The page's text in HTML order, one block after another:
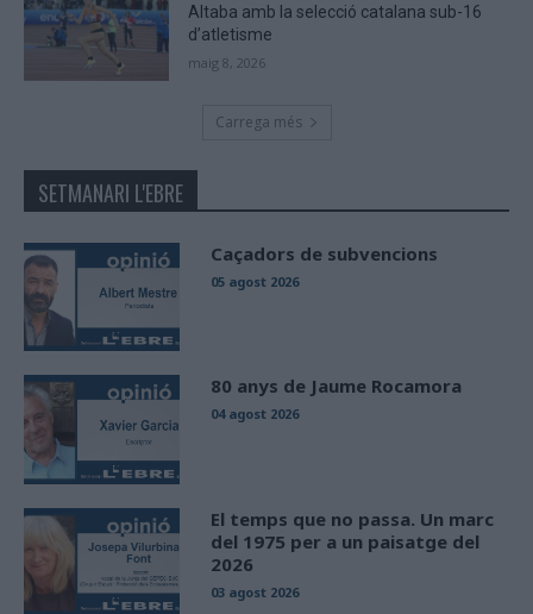
Altaba amb la selecció catalana sub-16
d’atletisme
maig 8, 2026
Carrega més
SETMANARI L'EBRE
Caçadors de subvencions
05 agost 2026
80 anys de Jaume Rocamora
04 agost 2026
El temps que no passa. Un marc
del 1975 per a un paisatge del
2026
03 agost 2026